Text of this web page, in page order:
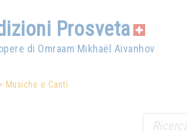
Prosveta
di Omraam Mikhaël Aïvanhov
Musiche e Canti